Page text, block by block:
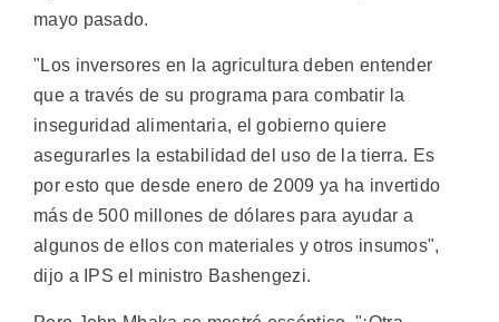
mayo pasado.
"Los inversores en la agricultura deben entender
que a través de su programa para combatir la
inseguridad alimentaria, el gobierno quiere
asegurarles la estabilidad del uso de la tierra. Es
por esto que desde enero de 2009 ya ha invertido
más de 500 millones de dólares para ayudar a
algunos de ellos con materiales y otros insumos",
dijo a IPS el ministro Bashengezi.